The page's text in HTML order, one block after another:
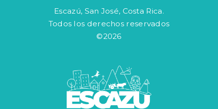
Escazú, San José, Costa Rica.
Todos los derechos reservados
©2026